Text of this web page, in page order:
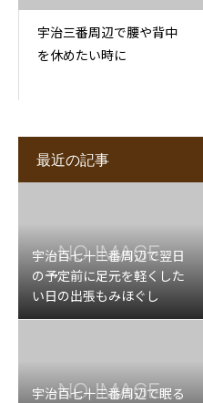
宇治三番周辺で腰や背中
を休めたい時に
最近の記事
宇治百七十三番周辺で翌日
の予定前に足元を軽くした
い日の出張もみほぐし
宇治百七十三番周辺で眠る